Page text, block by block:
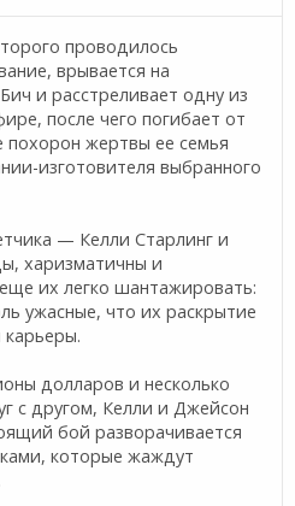
проводилось
врывается на
и расстреливает одну из
после чего погибает от
похорон жертвы ее семья
изготовителя выбранного
— Келли Старлинг и
харизматичны и
их легко шантажировать:
ужасные, что их раскрытие
долларов и несколько
с другом, Келли и Джейсон
бой разворачивается
которые жаждут